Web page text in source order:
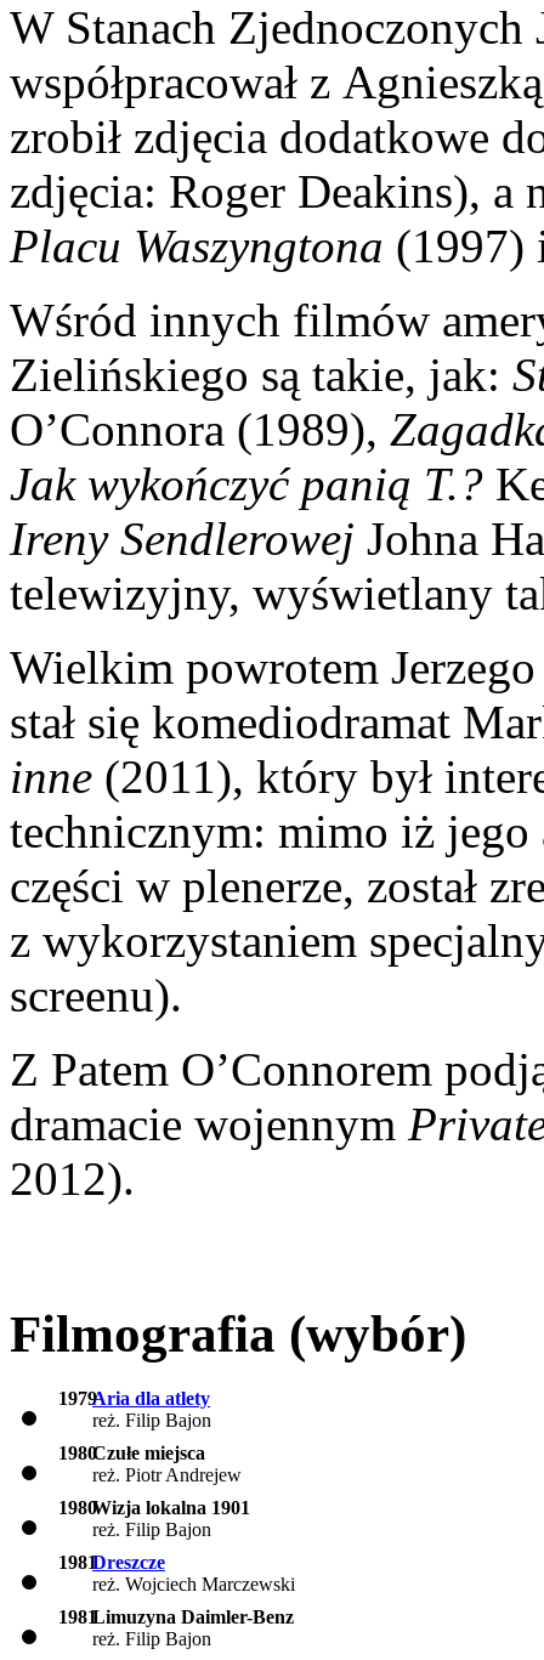
W Stanach
współpracował z
zrobił zdjęcia dodatkowe
zdjęcia: Roger Deakins), a
Placu Waszyngtona
Wśród innych filmów
Zielińskiego są takie, jak:
O’Connora (1989),
Jak wykończyć panią T.?
Ireny Sendlerowej Johna
telewizyjny, wyświetlany
Wielkim powrotem
stał się komediodramat
inne (2011), który był
technicznym: mimo iż jego
części w plenerze, został
z wykorzystaniem
screenu).
Z Patem O’Connorem
dramacie wojennym
2012).
Filmografia (wybór)
1979Aria dla atlety
reż. Filip Bajon
1980Czułe miejsca
reż. Piotr Andrejew
1980Wizja lokalna 1901
reż. Filip Bajon
1981Dreszcze
reż. Wojciech Marczewski
1981Limuzyna Daimler-Benz
reż. Filip Bajon